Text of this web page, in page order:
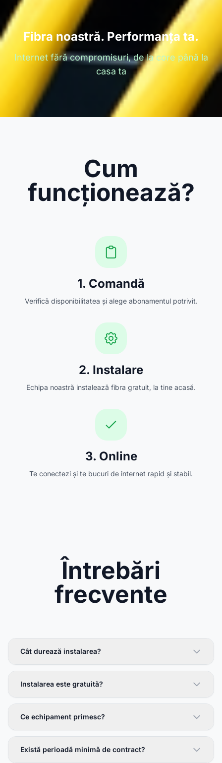
Fibra noastră. Performanța ta.
Internet fără compromisuri, de la core până la
casa ta
Cum
funcționează?
1. Comandă
Verifică disponibilitatea și alege abonamentul potrivit.
2. Instalare
Echipa noastră instalează fibra gratuit, la tine acasă.
3. Online
Te conectezi și te bucuri de internet rapid și stabil.
Întrebări
frecvente
Cât durează instalarea?
Instalarea este gratuită?
Ce echipament primesc?
Există perioadă minimă de contract?